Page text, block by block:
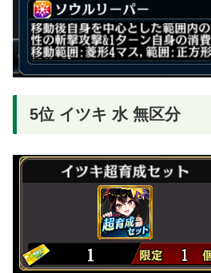
5位 イツキ 水 無区分